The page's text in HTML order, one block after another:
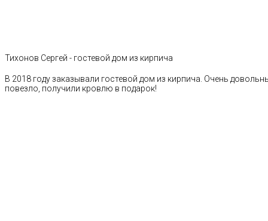
Тихонов Сергей - гостевой дом из кирпича
В 2018 году заказывали гостевой дом из кирпича. Очень
повезло, получили кровлю в подарок!